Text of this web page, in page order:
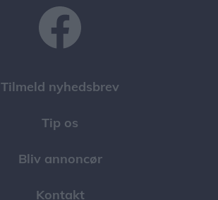
Tilmeld nyhedsbrev
Tip os
Bliv annoncør
Kontakt